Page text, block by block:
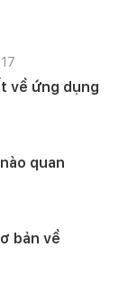
về ứng dụng
quan
bản về